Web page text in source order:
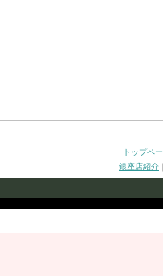
トップペ
銀座店紹介 ｜